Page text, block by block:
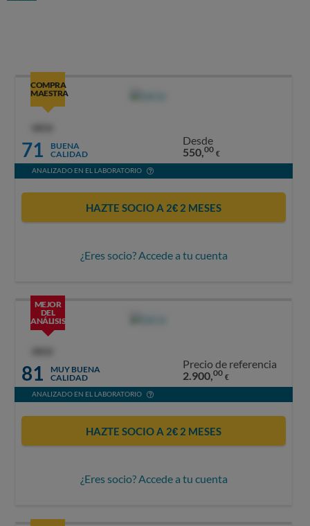
COMPRA
MAESTRA
71
BUENA
CALIDAD
Desde
550,00 €
ANALIZADO EN EL LABORATORIO
HAZTE SOCIO A 2€ 2 MESES
¿Eres socio? Accede a tu cuenta
MEJOR
DEL
ANÁLISIS
81
MUY BUENA
CALIDAD
Precio de referencia
2.900,00 €
ANALIZADO EN EL LABORATORIO
HAZTE SOCIO A 2€ 2 MESES
¿Eres socio? Accede a tu cuenta